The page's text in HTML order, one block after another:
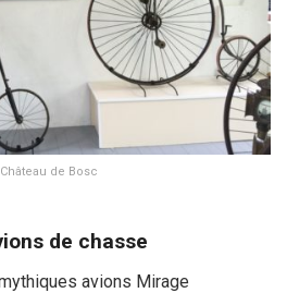
de Bosc
de chasse
avions Mirage